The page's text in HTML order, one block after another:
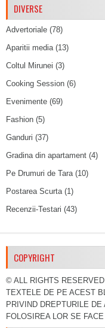
DIVERSE
Advertoriale (78)
Aparitii media(13)
Coltul Mirunei (3)
Cooking Session (6)
Evenimente (69)
Fashion (5)
Ganduri (37)
Gradina din apartament (4)
Pe Drumuri de Tara(10)
Postarea Scurta(1)
Recenzii-Testari (43)
COPYRIGHT
© ALL RIGHTS
TEXTELE DE PE ACEST
PRIVIND DREPTURILE
FOLOSIREA LOR SE